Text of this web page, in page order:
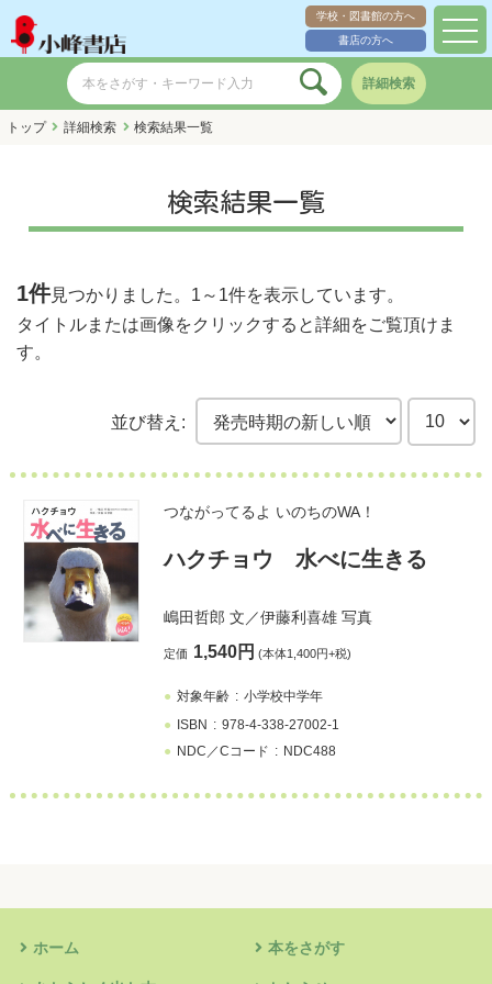
学校・図書館の方へ
書店の方へ
詳細検索
トップ 詳細検索 検索結果一覧
検索結果一覧
1件見つかりました。 1～1件を表示しています。
タイトルまたは画像をクリックすると詳細をご覧頂けま
す。
並び替え:
つながってるよ いのちのWA！
ハクチョウ 水べに生きる
嶋田哲郎 文／伊藤利喜雄写真
定価 1,540円 (本体1,400円+税)
対象年齢
小学校中学年
ISBN
978-4-338-27002-1
NDC／Cコード
NDC488
ホーム 本をさがす